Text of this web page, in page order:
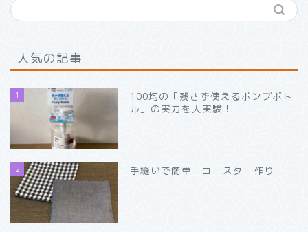
人気の記事
1
100均の「残さず使えるポンプボト
ル」の実力を大実験！
2 手縫いで簡単 コースター作り